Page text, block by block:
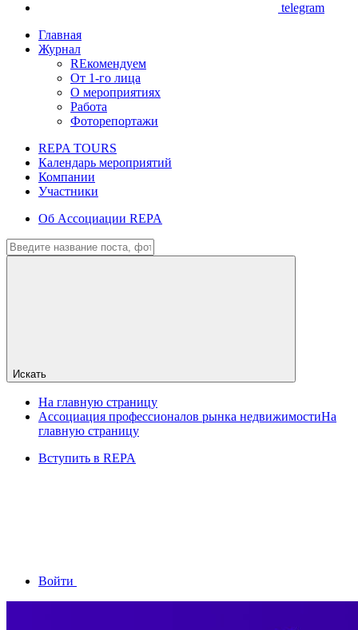
telegram
Главная
Журнал
REкомендуем
От 1-го лица
О мероприятиях
Работа
Фоторепортажи
REPA TOURS
Календарь мероприятий
Компании
Участники
Об Ассоциации REPA
Искать
На главную страницу
Ассоциация профессионалов рынка недвижимостиНа
главную страницу
Вступить в REPA
Войти